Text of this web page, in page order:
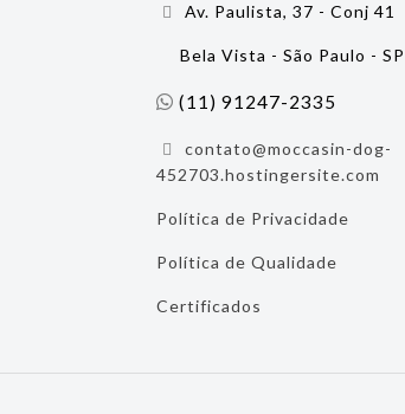
Av. Paulista, 37 - Conj 41
Bela Vista - São Paulo - SP
(11) 91247-2335
contato@moccasin-dog-
452703.hostingersite.com
Política de Privacidade
Política de Qualidade
Certificados